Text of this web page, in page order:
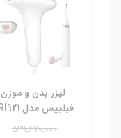
لیزر بدن و موزن
فیلیپس مدل BRI921
531,670,000